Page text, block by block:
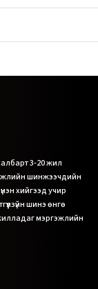
3-20 жил
шинжээчдийн
хийгээд учир
шинэ өнгө
мэргэжлийн